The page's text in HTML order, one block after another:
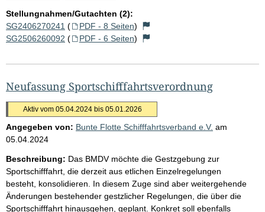
Stellungnahmen/Gutachten (2):
SG2406270241 ( PDF - 8 Seiten)
SG2506260092 ( PDF - 6 Seiten)
Neufassung Sportschifffahrtsverordnung
Aktiv vom 05.04.2024 bis 05.01.2026
Angegeben von: Bunte Flotte Schifffahrtsverband e.V. am
05.04.2024
Beschreibung: Das BMDV möchte die Gestzgebung zur
Sportschifffahrt, die derzeit aus etlichen Einzelregelungen
besteht, konsolidieren. In diesem Zuge sind aber weitergehende
Änderungen bestehender gestzlicher Regelungen, die über die
Sportschifffahrt hinausgehen, geplant. Konkret soll ebenfalls